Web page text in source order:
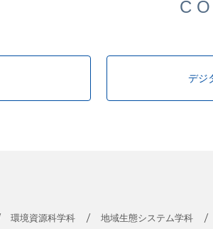
デジ
環境資源科学科 地域生態システム学科